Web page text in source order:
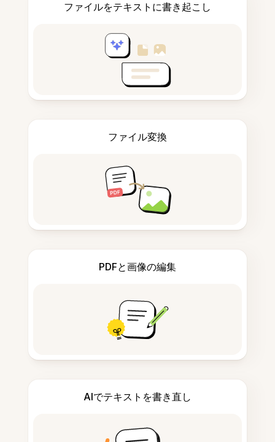
ファイルをテキストに書き起こし
ファイル変換
PDFと画像の編集
AIでテキストを書き直し